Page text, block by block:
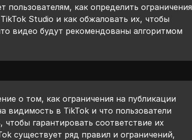
пользователям, как определить ограничения
Studio и как обжаловать их, чтобы
видео будут рекомендованы алгоритмом
о том, как ограничения на публикации
видимость в TikTok и что пользователи
чтобы гарантировать соответствие их
существует ряд правил и ограничений,